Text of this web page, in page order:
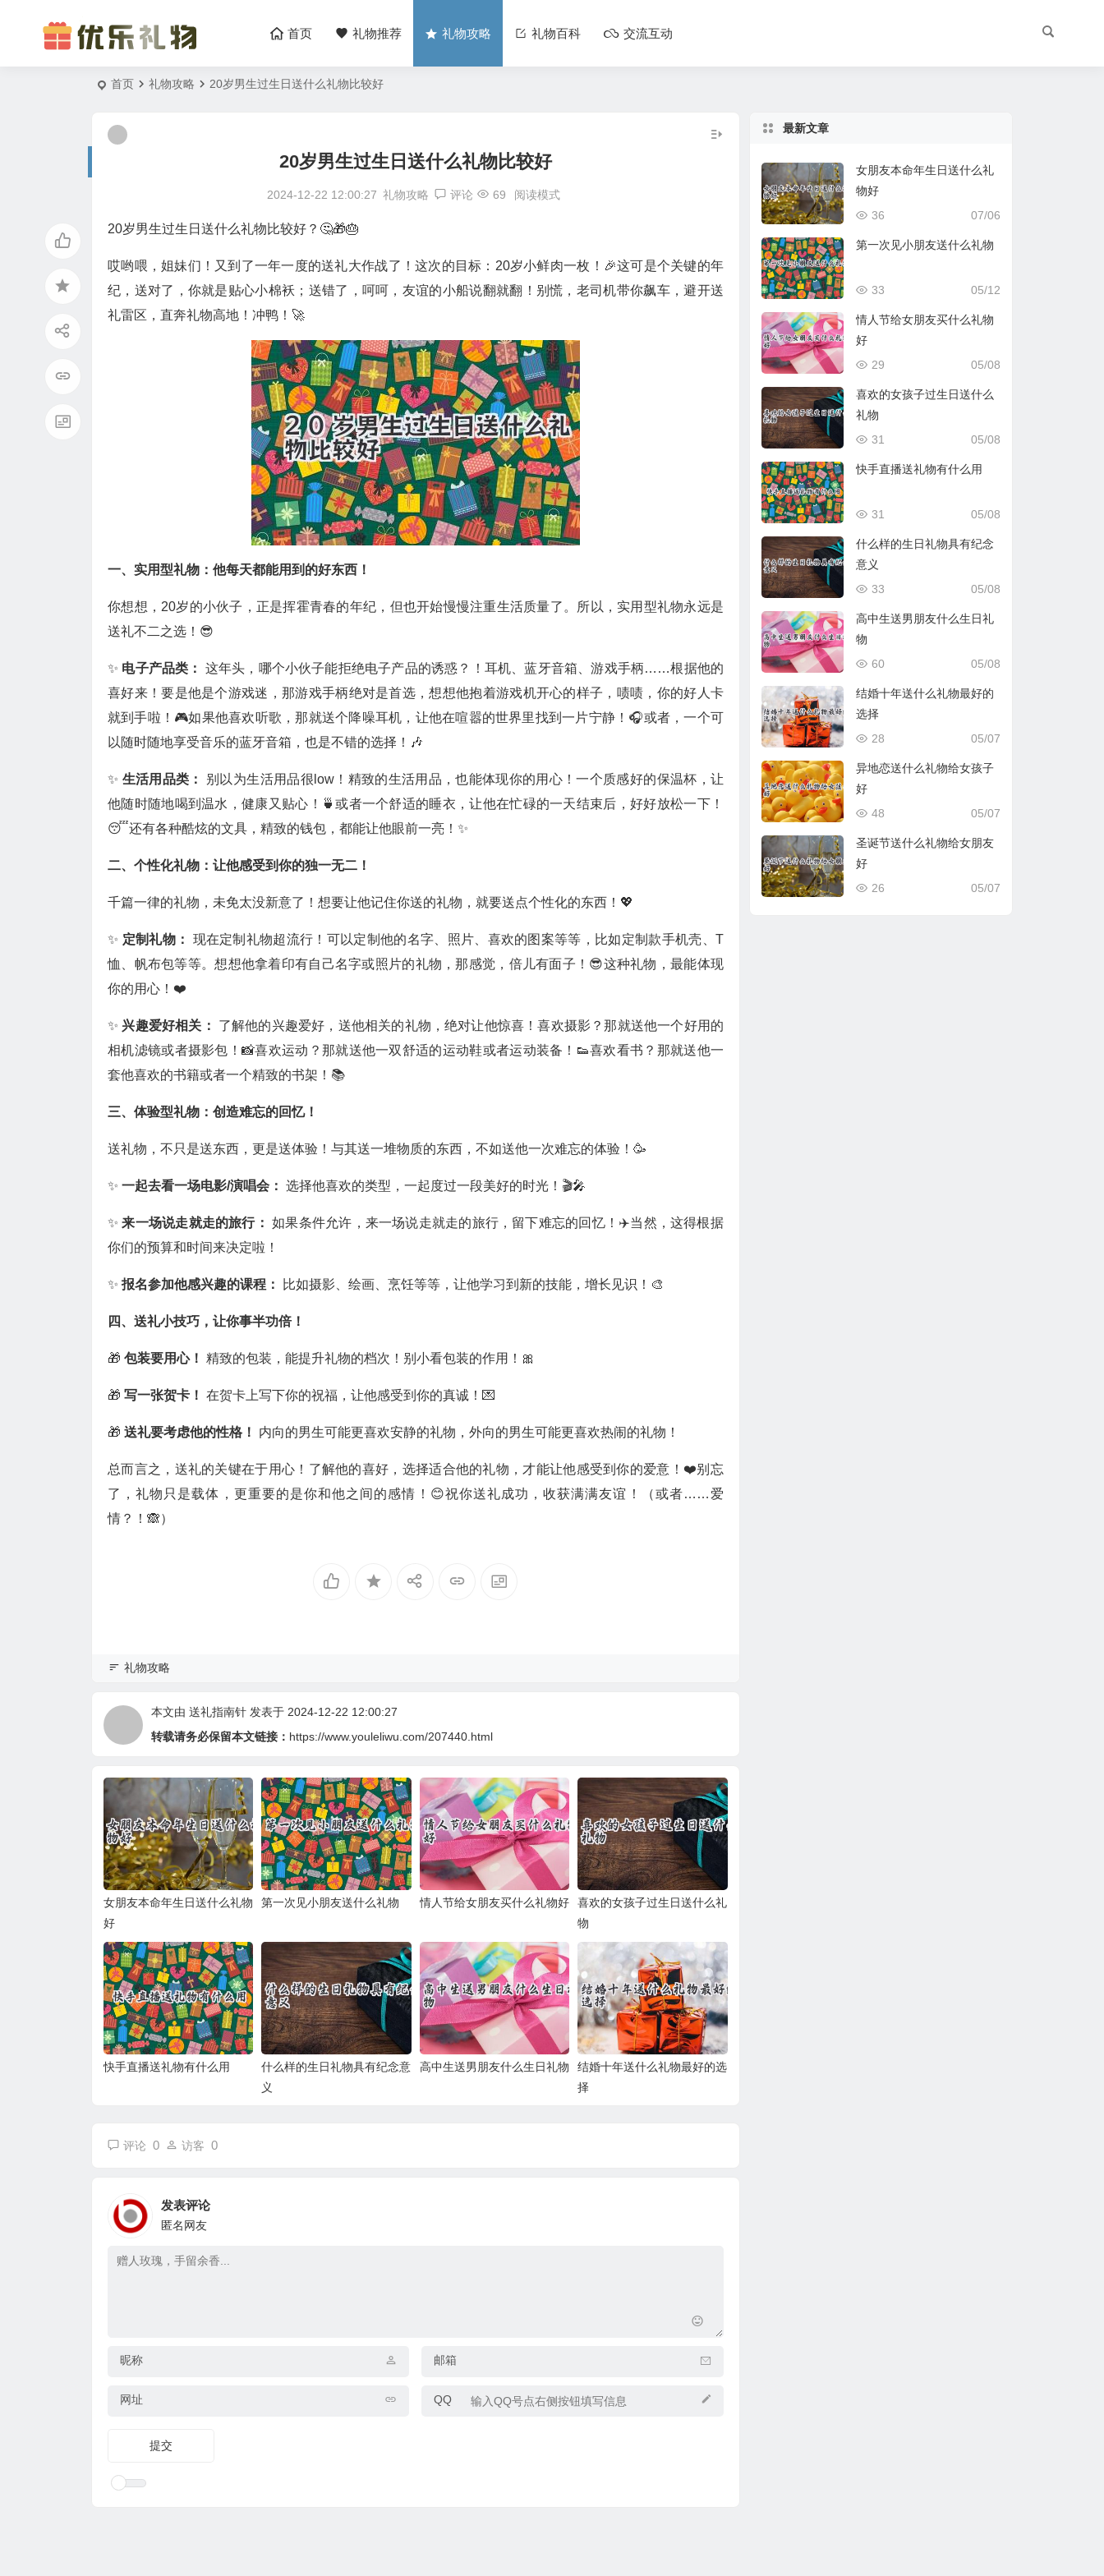
首页 礼物推荐 礼物攻略 礼物百科 交流互动
首页 礼物攻略 20岁男生过生日送什么礼物比较好
20岁男生过生日送什么礼物比较好
2024-12-22 12:00:27 礼物攻略 评论 69 阅读模式
20岁男生过生日送什么礼物比较好？🤔🎁🎂
哎哟喂，姐妹们！又到了一年一度的送礼大作战了！这次的目标：20岁小鲜肉一枚！🎉这可是个关键的年
纪，送对了，你就是贴心小棉袄；送错了，呵呵，友谊的小船说翻就翻！别慌，老司机带你飙车，避开送
礼雷区，直奔礼物高地！冲鸭！🚀
一、实用型礼物：他每天都能用到的好东西！
你想想，20岁的小伙子，正是挥霍青春的年纪，但也开始慢慢注重生活质量了。所以，实用型礼物永远是
送礼不二之选！😎
✨ 电子产品类： 这年头，哪个小伙子能拒绝电子产品的诱惑？！耳机、蓝牙音箱、游戏手柄……根据他的
喜好来！要是他是个游戏迷，那游戏手柄绝对是首选，想想他抱着游戏机开心的样子，啧啧，你的好人卡
就到手啦！🎮如果他喜欢听歌，那就送个降噪耳机，让他在喧嚣的世界里找到一片宁静！🎧或者，一个可
以随时随地享受音乐的蓝牙音箱，也是不错的选择！🎶
✨ 生活用品类： 别以为生活用品很low！精致的生活用品，也能体现你的用心！一个质感好的保温杯，让
他随时随地喝到温水，健康又贴心！🍵或者一个舒适的睡衣，让他在忙碌的一天结束后，好好放松一下！
😴还有各种酷炫的文具，精致的钱包，都能让他眼前一亮！✨
二、个性化礼物：让他感受到你的独一无二！
千篇一律的礼物，未免太没新意了！想要让他记住你送的礼物，就要送点个性化的东西！💖
✨ 定制礼物： 现在定制礼物超流行！可以定制他的名字、照片、喜欢的图案等等，比如定制款手机壳、T
恤、帆布包等等。想想他拿着印有自己名字或照片的礼物，那感觉，倍儿有面子！😎这种礼物，最能体现
你的用心！❤️
✨ 兴趣爱好相关： 了解他的兴趣爱好，送他相关的礼物，绝对让他惊喜！喜欢摄影？那就送他一个好用的
相机滤镜或者摄影包！📸喜欢运动？那就送他一双舒适的运动鞋或者运动装备！👟喜欢看书？那就送他一
套他喜欢的书籍或者一个精致的书架！📚
三、体验型礼物：创造难忘的回忆！
送礼物，不只是送东西，更是送体验！与其送一堆物质的东西，不如送他一次难忘的体验！🥳
✨ 一起去看一场电影/演唱会： 选择他喜欢的类型，一起度过一段美好的时光！🎬🎤
✨来一场说走就走的旅行：如果条件允许，来一场说走就走的旅行，留下难忘的回忆！✈️当然，这得根据
你们的预算和时间来决定啦！
✨ 报名参加他感兴趣的课程： 比如摄影、绘画、烹饪等等，让他学习到新的技能，增长见识！🎨
四、送礼小技巧，让你事半功倍！
🎁 包装要用心！ 精致的包装，能提升礼物的档次！别小看包装的作用！🎀
🎁 写一张贺卡！ 在贺卡上写下你的祝福，让他感受到你的真诚！💌
🎁 送礼要考虑他的性格！ 内向的男生可能更喜欢安静的礼物，外向的男生可能更喜欢热闹的礼物！
总而言之，送礼的关键在于用心！了解他的喜好，选择适合他的礼物，才能让他感受到你的爱意！❤️别忘
了，礼物只是载体，更重要的是你和他之间的感情！😊祝你送礼成功，收获满满友谊！（或者……爱
情？！🙈）
礼物攻略
本文由 送礼指南针 发表于 2024-12-22 12:00:27
转载请务必保留本文链接： https://www.youleliwu.com/207440.html
女朋友本命年生日送什么礼物
好
第一次见小朋友送什么礼物 情人节给女朋友买什么礼物好
喜欢的女孩子过生日送什么礼
物
快手直播送礼物有什么用
什么样的生日礼物具有纪念意
义
高中生送男朋友什么生日礼物
结婚十年送什么礼物最好的选
择
评论 0 访客 0
发表评论
匿名网友
昵称 邮箱
网址 QQ
最新文章
女朋友本命年生日送什么礼
物好
07/06
36
第一次见小朋友送什么礼物
05/12
33
情人节给女朋友买什么礼物
好
05/08
29
喜欢的女孩子过生日送什么
礼物
05/08
31
快手直播送礼物有什么用
05/08
31
什么样的生日礼物具有纪念
意义
05/08
33
高中生送男朋友什么生日礼
物
05/08
60
结婚十年送什么礼物最好的
选择
05/07
28
异地恋送什么礼物给女孩子
好
05/07
48
圣诞节送什么礼物给女朋友
好
05/07
26